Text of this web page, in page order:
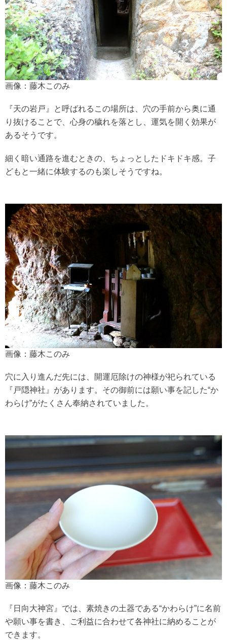
画像：藤木このみ
『天の岩戸』と呼ばれるこの場所は、穴の手前から奥に通
り抜けることで、心身の穢れを落とし、運気を開く効果が
あるそうです。
細く暗い通路を進むときの、ちょっとしたドキドキ感。子
どもと一緒に体験するのも楽しそうですね。
画像：藤木このみ
穴に入り進んだ先には、開運厄除けの神様が祀られている
『戸隠神社』があります。その御前には願い事を記した“か
わらけ”がたくさん奉納されていました。
画像：藤木このみ
『日向大神宮』では、素焼きの土器である“かわらけ”に名前
や願い事を書き、ご利益に合わせて各神社に納めることが
できます。